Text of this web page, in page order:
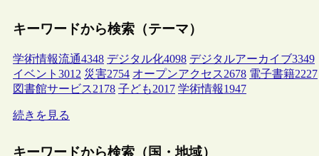
キーワードから検索（テーマ）
学術情報流通4348 デジタル化4098 デジタルアーカイブ3349
イベント 3012 災害2754 オープンアクセス2678 電子書籍2227
図書館サービス2178 子ども2017 学術情報1947
続きを見る
キーワードから検索（国・地域）